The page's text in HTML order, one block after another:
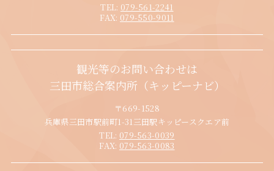
TEL: 079-561-2241
FAX: 079-550-9011
観光等のお問い合わせは
三田市総合案内所（キッピーナビ）
〒669-1528
兵庫県三田市駅前町1-31三田駅キッピースクエア前
TEL: 079-563-0039
FAX: 079-563-0083